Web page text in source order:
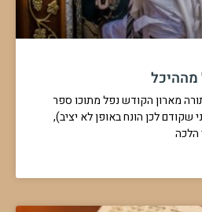
הלחם בסעודה
בתוך הסעודה? דינים מעניינים בהלכות